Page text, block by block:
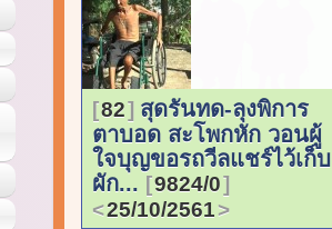
82
สุดรันทด-ลุงพิการ
ตาบอด สะโพกหัก วอนผู้
ใจบุญขอรถวีลแชร์ไว้เก็บ
ผัก...
9824/0
25/10/2561